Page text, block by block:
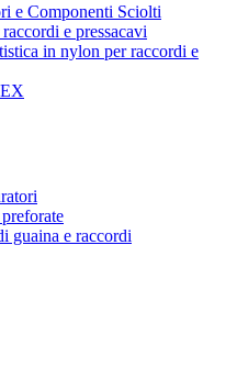
e Componenti Sciolti
e pressacavi
in nylon per raccordi e
guaina e raccordi